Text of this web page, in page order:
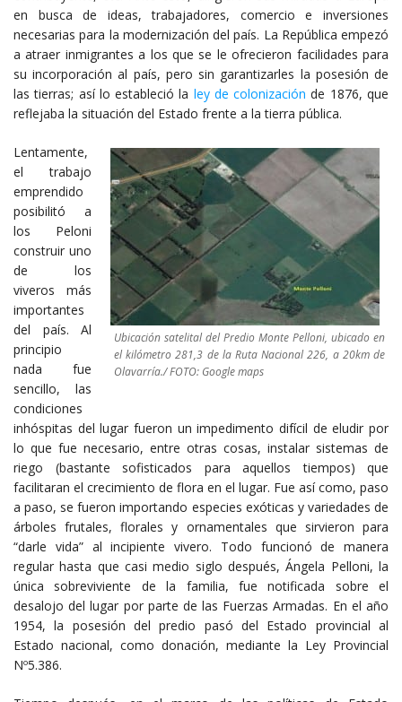
en busca de ideas, trabajadores, comercio e inversiones
necesarias para la modernización del país. La República empezó
a atraer inmigrantes a los que se le ofrecieron facilidades para
su incorporación al país, pero sin garantizarles la posesión de
las tierras; así lo estableció la ley de colonización de 1876, que
reflejaba la situación del Estado frente a la tierra pública.
Ubicación satelital del Predio Monte Pelloni, ubicado en
el kilómetro 281,3 de la Ruta Nacional 226, a 20km de
Olavarría./ FOTO: Google maps
Lentamente,
el trabajo
emprendido
posibilitó a
los Peloni
construir uno
de los
viveros más
importantes
del país. Al
principio
nada fue
sencillo, las
condiciones
inhóspitas del lugar fueron un impedimento difícil de eludir por
lo que fue necesario, entre otras cosas, instalar sistemas de
riego (bastante sofisticados para aquellos tiempos) que
facilitaran el crecimiento de flora en el lugar. Fue así como, paso
a paso, se fueron importando especies exóticas y variedades de
árboles frutales, florales y ornamentales que sirvieron para
“darle vida” al incipiente vivero. Todo funcionó de manera
regular hasta que casi medio siglo después, Ángela Pelloni, la
única sobreviviente de la familia, fue notificada sobre el
desalojo del lugar por parte de las Fuerzas Armadas. En el año
1954, la posesión del predio pasó del Estado provincial al
Estado nacional, como donación, mediante la Ley Provincial
Nº5.386.